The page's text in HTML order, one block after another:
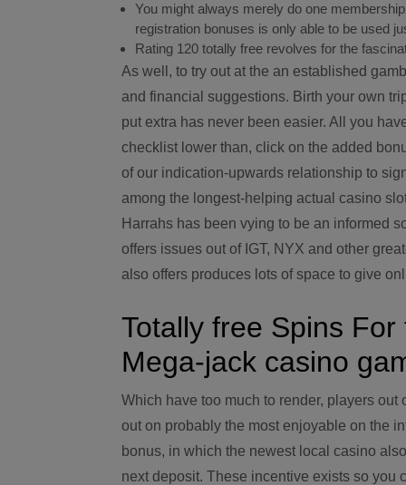
You might always merely do one
registration bonuses is only able to be used
Rating 120 totally free revolves for the
As well, to try out at the an established
and financial suggestions. Birth your own
put extra has never been easier. All you
checklist lower than, click on the added
of our indication-upwards relationship to
among the longest-helping actual casino
Harrahs has been vying to be an informed
offers issues out of IGT, NYX and other
also offers produces lots of space to give
Totally free Spins
Mega-jack casino
Which have too much to render, players
out on probably the most enjoyable on the
bonus, in which the newest local casino
next deposit. These incentive exists so you